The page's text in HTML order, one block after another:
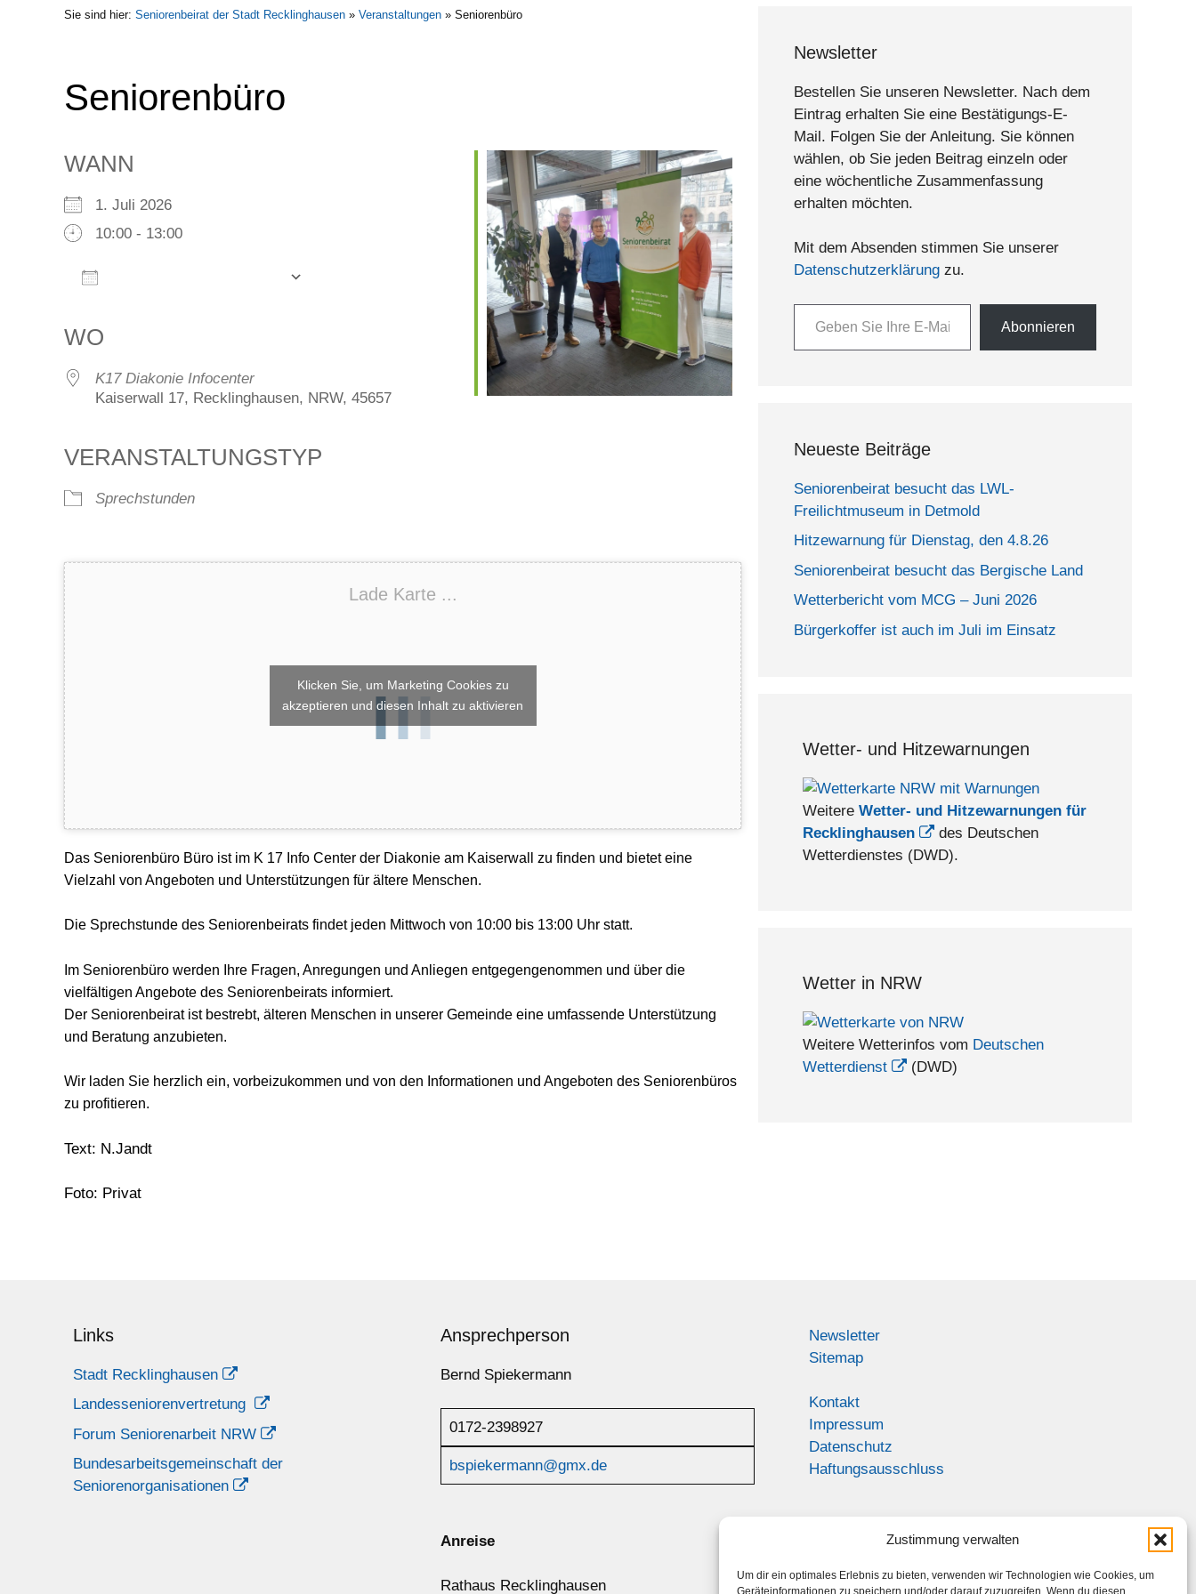
Zustimmung verwalten
Um dir ein optimales Erlebnis zu bieten, verwenden wir Technologien wie Cookies, um
Geräteinformationen zu speichern und/oder darauf zuzugreifen. Wenn du diesen
Sie sind hier: Seniorenbeirat der Stadt Recklinghausen » Veranstaltungen » Seniorenbüro
Seniorenbüro
WANN
1. Juli 2026
10:00 - 13:00
WO
K17 Diakonie Infocenter
Kaiserwall 17, Recklinghausen, NRW, 45657
VERANSTALTUNGSTYP
Sprechstunden
Lade Karte ...
Klicken Sie, um Marketing Cookies zu
akzeptieren und diesen Inhalt zu aktivieren
Das Seniorenbüro Büro ist im K 17 Info Center der Diakonie am Kaiserwall zu finden und bietet eine
Vielzahl von Angeboten und Unterstützungen für ältere Menschen.
Die Sprechstunde des Seniorenbeirats findet jeden Mittwoch von 10:00 bis 13:00 Uhr statt.
m Seniorenbüro werden Ihre Fragen, Anregungen und Anliegen entgegengenommen und über die
vielfältigen Angebote des Seniorenbeirats informiert.
Der Seniorenbeirat ist bestrebt, älteren Menschen in unserer Gemeinde eine umfassende Unterstützung
und Beratung anzubieten.
Wir laden Sie herzlich ein, vorbeizukommen und von den Informationen und Angeboten des Seniorenbüros
zu profitieren.
Text: N.Jandt
Foto: Privat
Newsletter
Bestellen Sie unseren Newsletter. Nach dem
Eintrag erhalten Sie eine Bestätigungs-E-
Mail. Folgen Sie der Anleitung. Sie können
wählen, ob Sie jeden Beitrag einzeln oder
eine wöchentliche Zusammenfassung
erhalten möchten.
Mit dem Absenden stimmen Sie unserer
Datenschutzerklärung zu.
Geben Sie Ihre E-Mail-Adresse ein ...
Abonnieren
Neueste Beiträge
Seniorenbeirat besucht das LWL-
Freilichtmuseum in Detmold
Hitzewarnung für Dienstag, den 4.8.26
Seniorenbeirat besucht das Bergische Land
Wetterbericht vom MCG – Juni 2026
Bürgerkoffer ist auch im Juli im Einsatz
Wetter- und Hitzewarnungen
Weitere Wetter- und Hitzewarnungen für
Recklinghausen
des Deutschen
Wetterdienstes (DWD).
Wetter in NRW
Weitere Wetterinfos vom Deutschen
Wetterdienst
(DWD)
Links
Stadt Recklinghausen
Landesseniorenvertretung
Forum Seniorenarbeit NRW
Bundesarbeitsgemeinschaft der
Seniorenorganisationen
Ansprechperson
Bernd Spiekermann
0172-2398927
bspiekermann@gmx.de
Anreise
Rathaus Recklinghausen
Newsletter
Sitemap
Kontakt
Impressum
Datenschutz
Haftungsausschluss